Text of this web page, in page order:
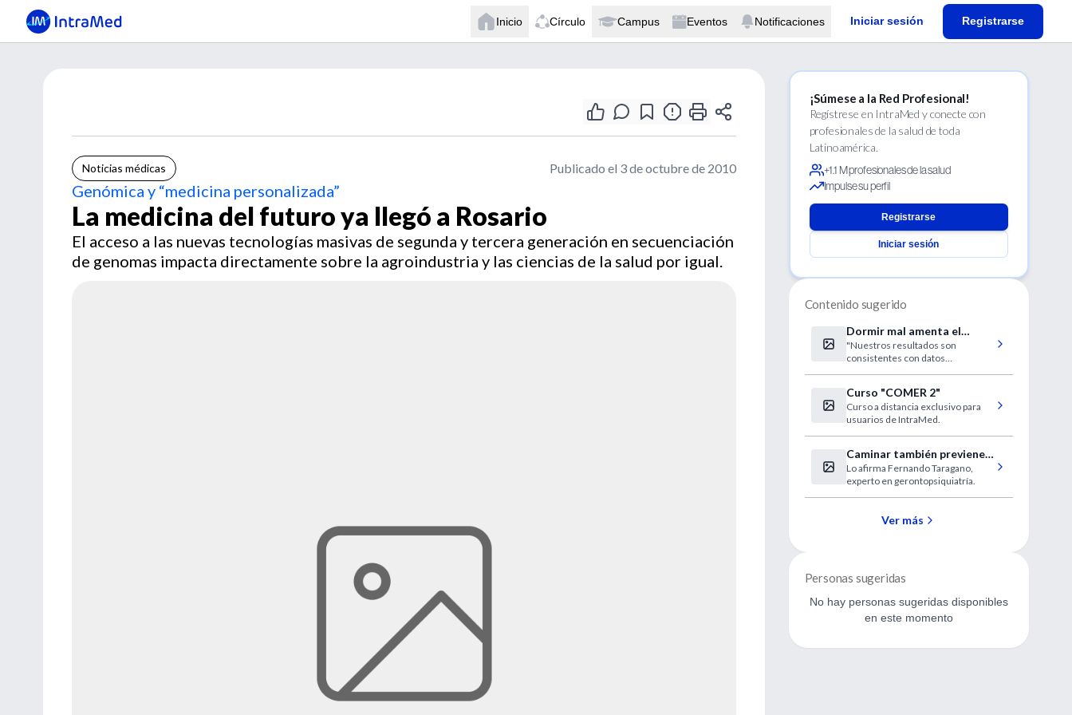
Inicio Círculo Campus Eventos Notificaciones Iniciar sesión Registrarse
Noticias médicas Publicado el 3 de octubre de 2010
Genómica y “medicina personalizada”
La medicina del futuro ya llegó a Rosario
El acceso a las nuevas tecnologías masivas de segunda y tercera generación en secuenciación
de genomas impacta directamente sobre la agroindustria y las ciencias de la salud por igual.
¡Súmese a la Red Profesional!
Regístrese en IntraMed y conecte con
profesionales de la salud de toda
Latinoamérica.
+1.1 M profesionales de la salud
Impulse su perfil
Registrarse
Iniciar sesión
Contenido sugerido
Dormir mal amenta el
riesgo de hipertensión en
embarazadas
"Nuestros resultados son
consistentes con datos
sueño aguda y severa y la
hipertensión"
Curso "COMER 2"
Curso a distancia exclusivo para
usuarios de IntraMed.
Caminar también previene
trastornos mentales
Lo afirma Fernando Taragano,
experto en gerontopsiquiatría.
Ver más
Personas sugeridas
No hay personas sugeridas disponibles
en este momento